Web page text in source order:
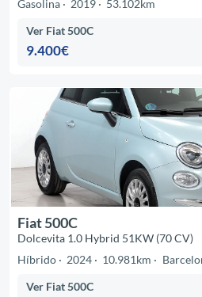
Gasolina
2019 53.102km
Ver Fiat 500C
9.400€
Fiat 500C
Dolcevita 1.0 Hybrid 51KW (70 CV)
Híbrido
2024 10.981km
Ver Fiat 500C